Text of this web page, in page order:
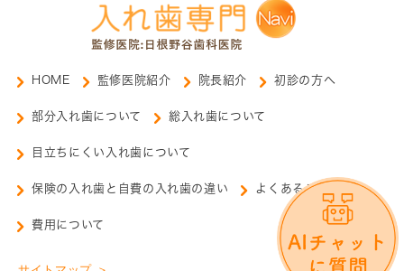
HOME 監修医院紹介 院長紹介 初診の方へ
部分入れ歯について 総入れ歯について
目立ちにくい入れ歯について
保険の入れ歯と自費の入れ歯の違い よくあるご質問
費用について